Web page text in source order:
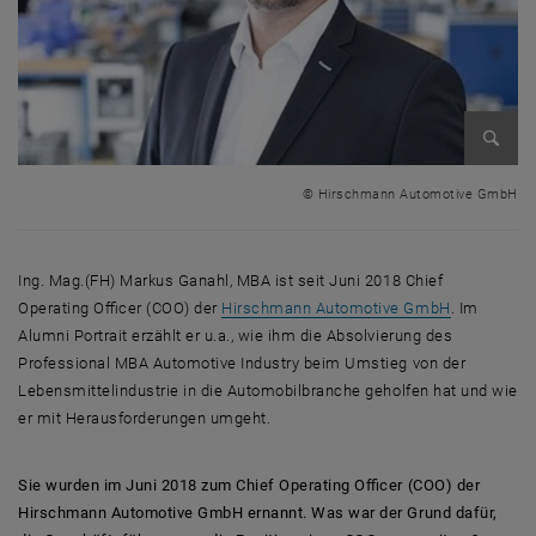
© Hirschmann Automotive GmbH
Ing. Mag.(FH) Markus Ganahl, MBA ist seit Juni 2018 Chief
Operating Officer (COO) der Hirschmann Automotive GmbH , öffnet
. Im
Alumni Portrait erzählt er u.a., wie ihm die Absolvierung des
Professional MBA Automotive Industry beim Umstieg von der
Lebensmittelindustrie in die Automobilbranche geholfen hat und wie
er mit Herausforderungen umgeht.
Sie wurden im Juni 2018 zum Chief Operating Officer (COO) der
Hirschmann Automotive GmbH ernannt. Was war der Grund dafür,